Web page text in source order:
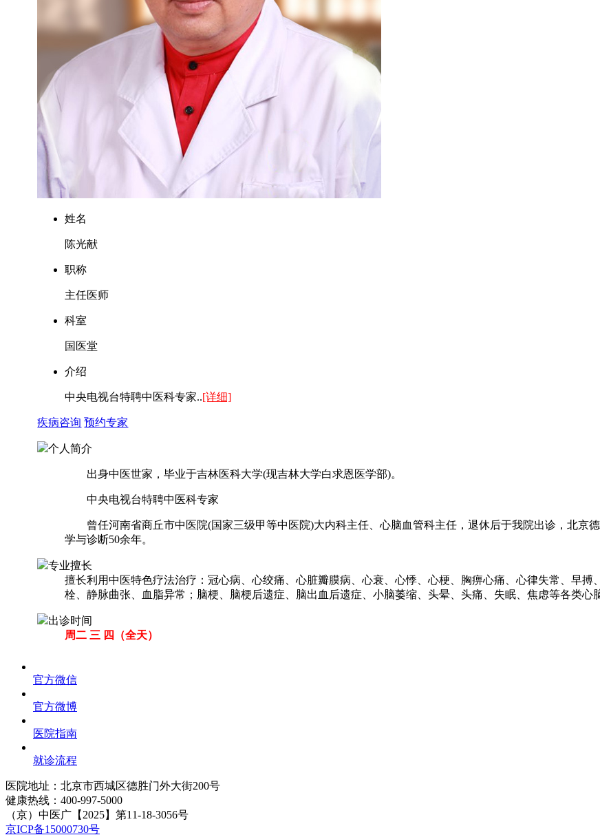
姓名
陈光献
职称
主任医师
科室
国医堂
介绍
中央电视台特聘中医科专家..[详细]
疾病咨询 预约专家
个人简介
出身中医世家，毕业于吉林医科大学(现吉林大学白求恩医学部)。
中央电视台特聘中医科专家
曾任河南省商丘市中医院(国家三级甲等中医院)大内科主任、心脑血管科主任，退休后于我院出诊，北京
学与诊断50余年。
专业擅长
擅长利用中医特色疗法治疗：冠心病、心绞痛、心脏瓣膜病、心衰、心悸、心梗、胸痹心痛、心律失常、早
栓、静脉曲张、血脂异常；脑梗、脑梗后遗症、脑出血后遗症、小脑萎缩、头晕、头痛、失眠、焦虑等各类心
出诊时间
周二 三 四（全天）
官方微信
官方微博
医院指南
就诊流程
医院地址：北京市西城区德胜门外大街200号
健康热线： 400-997-5000
（京）中医广【2025】第11-18-3056号
京ICP备15000730号